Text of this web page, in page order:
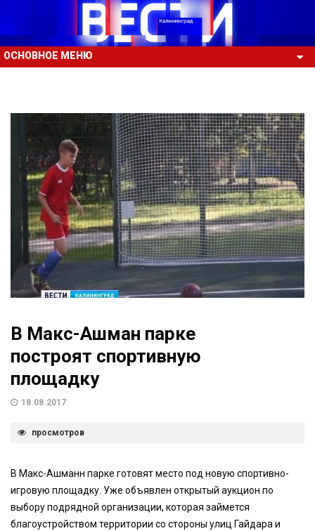
ОСНОВНОЕ МЕНЮ
В Макс-Ашман парке
построят спортивную
площадку
18.08.2017
просмотров
В Макс-Ашманн парке готовят место под новую спортивно-
игровую площадку. Уже объявлен открытый аукцион по
выбору подрядной организации, которая займется
благоустройством территории со стороны улиц Гайдара и